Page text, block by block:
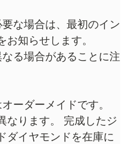
な場合は、最初のイン
お知らせします。
る場合があることに注
ーダーメイドです。
なります。 完成したジ
ダイヤモンドを在庫に